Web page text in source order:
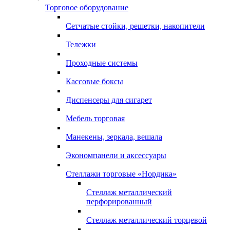
Торговое оборудование
Сетчатые стойки, решетки, накопители
Тележки
Проходные системы
Кассовые боксы
Диспенсеры для сигарет
Мебель торговая
Манекены, зеркала, вешала
Экономпанели и аксессуары
Стеллажи торговые «Нордика»
Стеллаж металлический
перфорированный
Стеллаж металлический торцевой